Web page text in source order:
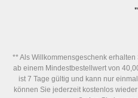
** Als Willkommensgeschenk
ab einem Mindestbestellwert von
ist 7 Tage gültig und kann nur
können Sie jederzeit kostenlos